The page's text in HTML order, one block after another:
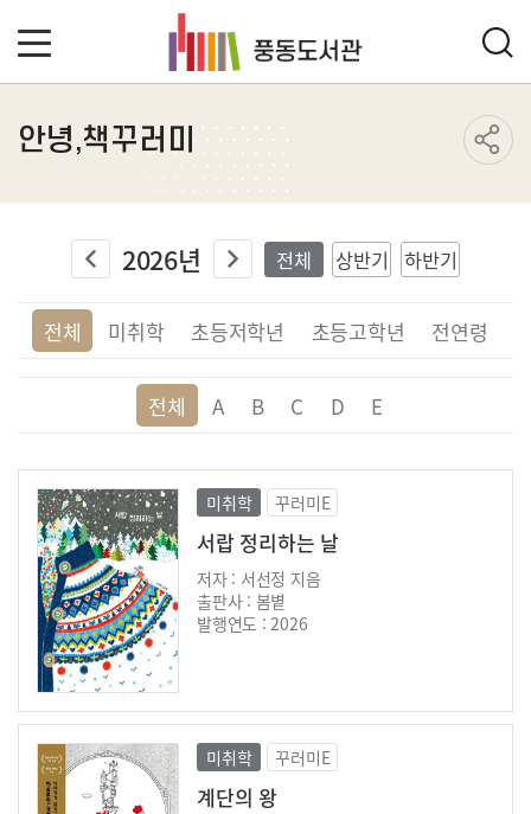
안녕,책꾸러미
2026년 전체 상반기 하반기
전체 미취학 초등저학년 초등고학년 전연령
전체 A B C D E
미취학 꾸러미E
서랍 정리하는 날
저자 : 서선정 지음
출판사 : 봄볕
발행연도 : 2026
미취학 꾸러미E
계단의 왕